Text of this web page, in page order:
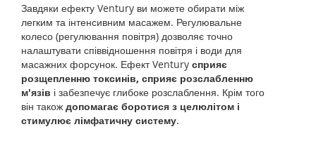
Завдяки ефекту Ventury ви можете обирати між
легким та інтенсивним масажем. Регулювальне
колесо (регулювання повітря) дозволяє точно
налаштувати співвідношення повітря і води для
масажних форсунок. Ефект Ventury сприяє
розщепленню токсинів, сприяє розслабленню
м'язів і забезпечує глибоке розслаблення. Крім того
він також допомагає боротися з целюлітом і
стимулює лімфатичну систему.